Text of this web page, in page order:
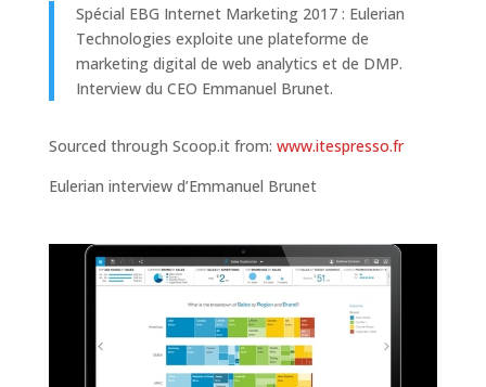
Spécial EBG Internet Marketing 2017 : Eulerian
Technologies exploite une plateforme de
marketing digital de web analytics et de DMP.
Interview du CEO Emmanuel Brunet.
Sourced through Scoop.it from: www.itespresso.fr
Eulerian interview d’Emmanuel Brunet